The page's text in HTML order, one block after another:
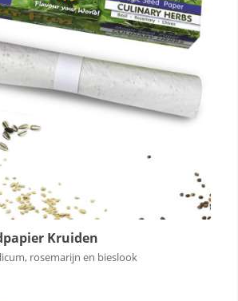
Kruiden
rosemarijn en bieslook